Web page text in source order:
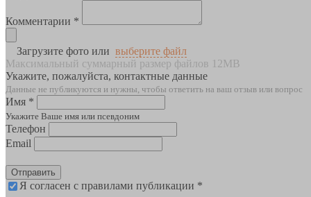
Комментарии *
Загрузите фото или выберите файл
Максимальный суммарный размер файлов 12MB
Укажите, пожалуйста, контактные данные
Данные не публикуются и нужны, чтобы ответить на ваш отзыв или вопрос
Имя *
Укажите Ваше имя или псевдоним
Телефон
Email
Отправить
Я согласен с правилами публикации *